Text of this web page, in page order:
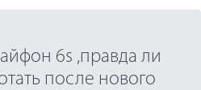
6s ,правда ли
после нового